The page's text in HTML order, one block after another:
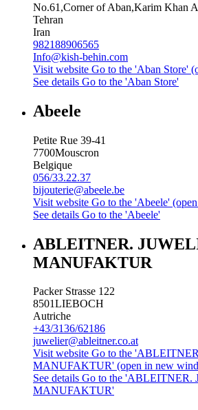
No.61,Corner of Aban,Karim Khan
Tehran
Iran
982188906565
Info@kish-behin.com
Visit website Go to the 'Aban Store'
See details Go to the 'Aban Store'
Abeele
Petite Rue 39-41
7700Mouscron
Belgique
056/33.22.37
bijouterie@abeele.be
Visit website Go to the 'Abeele'
See details Go to the 'Abeele'
ABLEITNER.
MANUFAKTUR
Packer Strasse 122
8501LIEBOCH
Autriche
+43/3136/62186
juwelier@ableitner.co.at
Visit website Go to the
MANUFAKTUR' (open in new
See details Go to the 'ABLEITNER.
MANUFAKTUR'